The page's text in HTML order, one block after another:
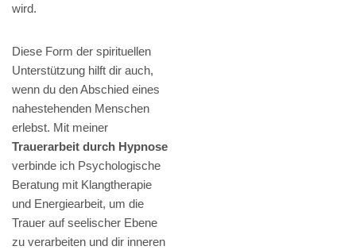
wird.
Diese Form der spirituellen
Unterstützung hilft dir auch,
wenn du den Abschied eines
nahestehenden Menschen
erlebst. Mit meiner
Trauerarbeit durch Hypnose
verbinde ich Psychologische
Beratung mit Klangtherapie
und Energiearbeit, um die
Trauer auf seelischer Ebene
zu verarbeiten und dir inneren